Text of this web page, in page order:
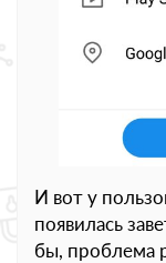
И вот у
появилась
бы, проблема